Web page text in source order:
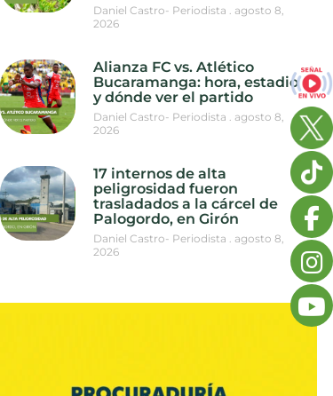
Daniel Castro- Periodista
agosto 8,
2026
Alianza FC vs. Atlético
Bucaramanga: hora, estadio
y dónde ver el partido
Daniel Castro- Periodista
agosto 8,
2026
17 internos de alta
peligrosidad fueron
trasladados a la cárcel de
Palogordo, en Girón
Daniel Castro- Periodista
agosto 8,
2026